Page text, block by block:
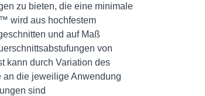
zu bieten, die eine minimale
wird aus hochfestem
und auf Maß
von
kann durch Variation des
an die jeweilige Anwendung
sind